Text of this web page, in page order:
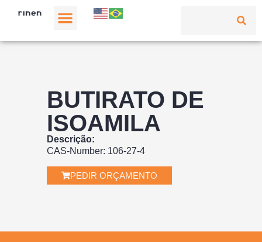
BUTIRATO DE
ISOAMILA
Descrição:
CAS-Number: 106-27-4
PEDIR ORÇAMENTO